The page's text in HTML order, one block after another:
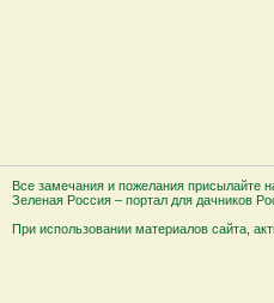
Все замечания и пожелания присылайте
Зеленая Россия – портал для дачников
При использовании материалов сайта,